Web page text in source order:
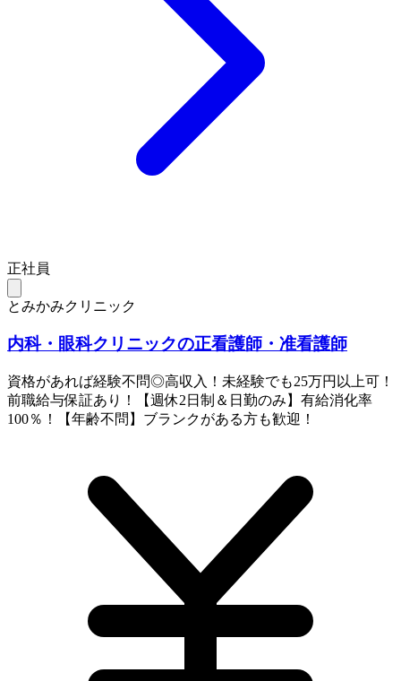
正社員
とみかみクリニック
内科・眼科クリニックの正看護師・准看護師
資格があれば経験不問◎高収入！未経験でも25万円以上可！
前職給与保証あり！【週休2日制＆日勤のみ】有給消化率
100％！【年齢不問】ブランクがある方も歓迎！